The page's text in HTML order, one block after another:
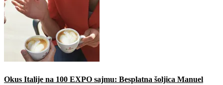
Okus Italije na 100 EXPO sajmu: Besplatna šoljica Manuel